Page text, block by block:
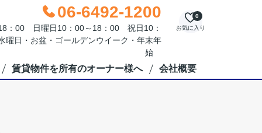
06-6492-1200
：00 日曜日10：00～18：00 祝日10：
日・お盆・ゴールデンウイーク・年末年
始
お気に入り
0
賃貸物件を所有のオーナー様へ 会社概要